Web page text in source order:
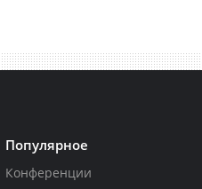
Популярное
Конференции